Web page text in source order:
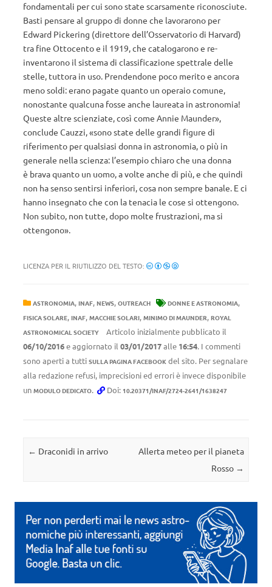
fondamentali per cui sono state scarsamente riconosciute.
Basti pensare al gruppo di donne che lavorarono per
Edward Pickering (direttore dell’Osservatorio di Harvard)
tra fine Ottocento e il 1919, che catalogarono e re-
inventarono il sistema di classificazione spettrale delle
stelle, tuttora in uso. Prendendone poco merito e ancora
meno soldi: erano pagate quanto un operaio comune,
nonostante qualcuna fosse anche laureata in astronomia!
Queste altre scienziate, così come Annie Maunder»,
conclude Cauzzi, «sono state delle grandi figure di
riferimento per qualsiasi donna in astronomia, o più in
generale nella scienza: l’esempio chiaro che una donna
è brava quanto un uomo, a volte anche di più, e che quindi
non ha senso sentirsi inferiori, cosa non sempre banale. E ci
hanno insegnato che con la tenacia le cose si ottengono.
Non subito, non tutte, dopo molte frustrazioni, ma si
ottengono».
LICENZA PER IL RIUTILIZZO DEL TESTO:
ASTRONOMIA, INAF, NEWS, OUTREACH DONNE E ASTRONOMIA,
FISICA SOLARE, INAF, MACCHIE SOLARI, MINIMO DI MAUNDER, ROYAL
ASTRONOMICAL SOCIETY
Articolo inizialmente pubblicato il
06/10/2016e aggiornato il 03/01/2017alle 16:54. I commenti
sono aperti a tutti SULLA PAGINA FACEBOOK del sito. Per segnalare
alla redazione refusi, imprecisioni ed errori è invece disponibile
un MODULO DEDICATO. Doi: 10.20371/INAF/2724-2641/1638247
Navigazione articolo
← Draconidi in arrivo
Allerta meteo per il pianeta
Rosso →